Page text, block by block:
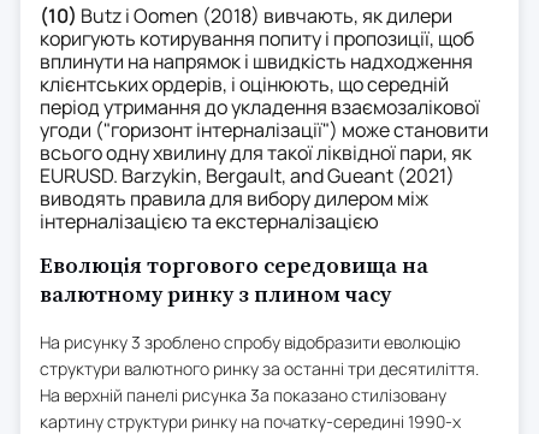
(10) Butz і Oomen (2018) вивчають, як дилери
коригують котирування попиту і пропозиції, щоб
вплинути на напрямок і швидкість надходження
клієнтських ордерів, і оцінюють, що середній
період утримання до укладення взаємозалікової
угоди ("горизонт інтерналізації") може становити
всього одну хвилину для такої ліквідної пари, як
EURUSD. Barzykin, Bergault, and Gueant (2021)
виводять правила для вибору дилером між
інтерналізацією та екстерналізацією
Еволюція торгового середовища на
валютному ринку з плином часу
На рисунку 3 зроблено спробу відобразити еволюцію
структури валютного ринку за останні три десятиліття.
На верхній панелі рисунка 3a показано стилізовану
картину структури ринку на початку-середині 1990-х